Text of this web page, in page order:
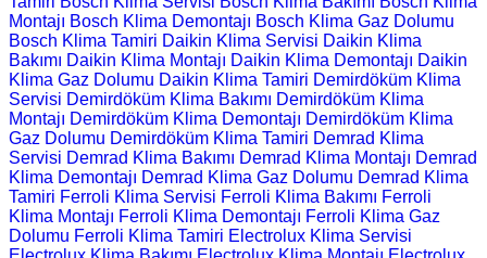
Montajı Bosch Klima Demontajı Bosch Klima Gaz Dolumu
Bosch Klima Tamiri Daikin Klima Servisi Daikin Klima
Bakımı Daikin Klima Montajı Daikin Klima Demontajı Daikin
Klima Gaz Dolumu Daikin Klima Tamiri Demirdöküm Klima
Servisi Demirdöküm Klima Bakımı Demirdöküm Klima
Montajı Demirdöküm Klima Demontajı Demirdöküm Klima
Gaz Dolumu Demirdöküm Klima Tamiri Demrad Klima
Servisi Demrad Klima Bakımı Demrad Klima Montajı Demrad
Klima Demontajı Demrad Klima Gaz Dolumu Demrad Klima
Tamiri Ferroli Klima Servisi Ferroli Klima Bakımı Ferroli
Klima Montajı Ferroli Klima Demontajı Ferroli Klima Gaz
Dolumu Ferroli Klima Tamiri Electrolux Klima Servisi